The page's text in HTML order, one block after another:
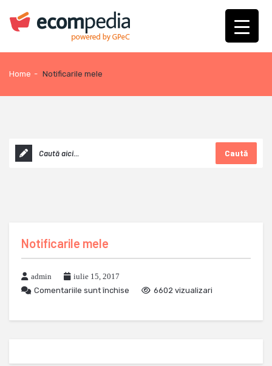
Home - Notificarile mele
Caută
Notificarile mele
admin
iulie 15, 2017
Comentariile sunt închise
6602 vizualizari